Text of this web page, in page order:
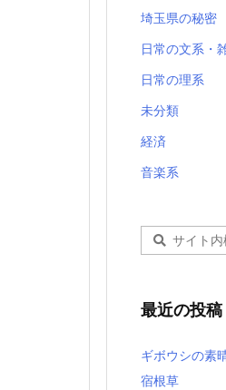
埼玉県の秘密
日常の文系・
日常の理系
未分類
経済
音楽系
最近の投稿
ギボウシの素
宿根草